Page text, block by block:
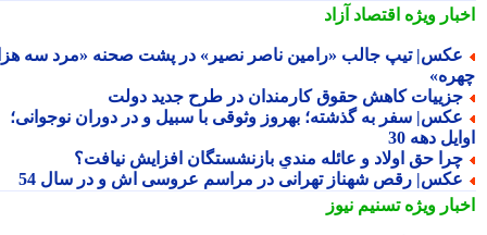
ویژهاقتصاد آزاد
تیپ جالب «رامین ناصر نصیر» در پشت صحنه «مرد سه هزار
کاهش حقوق کارمندان در طرح جدید دولت
سفر به گذشته؛ بهروز وثوقی با سبیل و در دوران نوجوانی؛
دهه 30
حق اولاد و عائله مندیِ بازنشستگان افزایش نیافت؟
رقص شهناز تهرانی در مراسم عروسی اش و در سال 54
ویژهتسنیم نیوز